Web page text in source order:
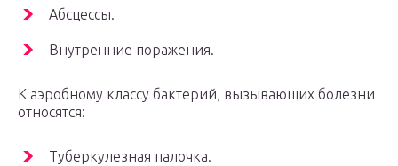
Абсцессы.
Внутренние поражения.
К аэробному классу бактерий, вызывающих болезни
относятся:
Туберкулезная палочка.